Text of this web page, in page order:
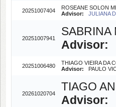
20251007404
ROSEANE SOLON
Advisor:
JULIANA
20251007941
SABRINA
Advisor:
20251006480
THIAGO VIEIRA DA
Advisor: PAULO
20261020704
TIAGO
Advisor: